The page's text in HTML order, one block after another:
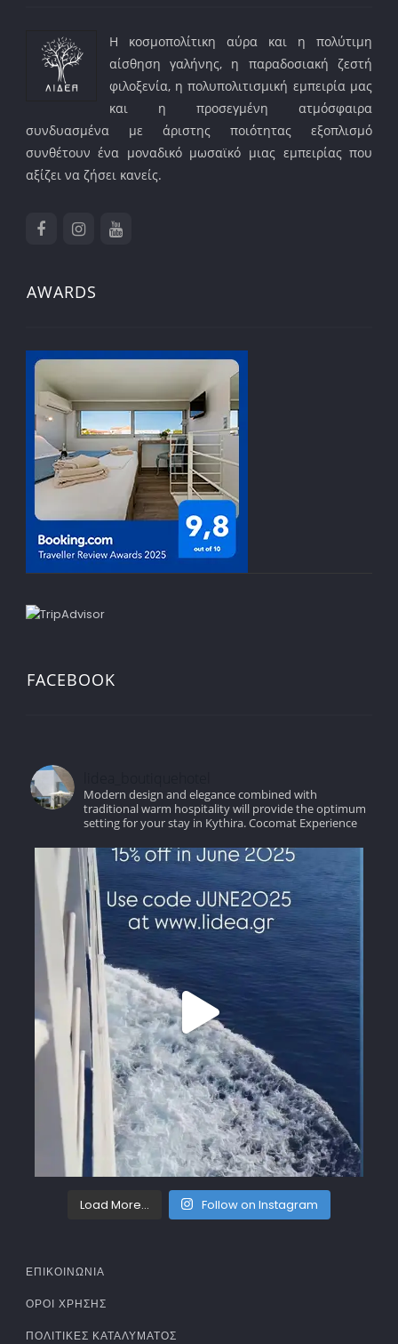
Η κοσμοπολίτικη αύρα και η πολύτιμη
αίσθηση γαλήνης, η παραδοσιακή ζεστή
φιλοξενία, η πολυπολιτισμική εμπειρία μας
και η προσεγμένη ατμόσφαιρα
συνδυασμένα με άριστης ποιότητας εξοπλισμό
συνθέτουν ένα μοναδικό μωσαϊκό μιας εμπειρίας που
αξίζει να ζήσει κανείς.
AWARDS
FACEBOOK
Modern design and elegance combined with
traditional warm hospitality will provide the optimum
setting for your stay in Kythira.Cocomat Experience
Load More... Follow on Instagram
ΕΠΙΚΟΙΝΩΝΙΑ
ΌΡΟΙ ΧΡΉΣΗΣ
ΠΟΛΙΤΙΚΈΣ ΚΑΤΑΛΎΜΑΤΟΣ